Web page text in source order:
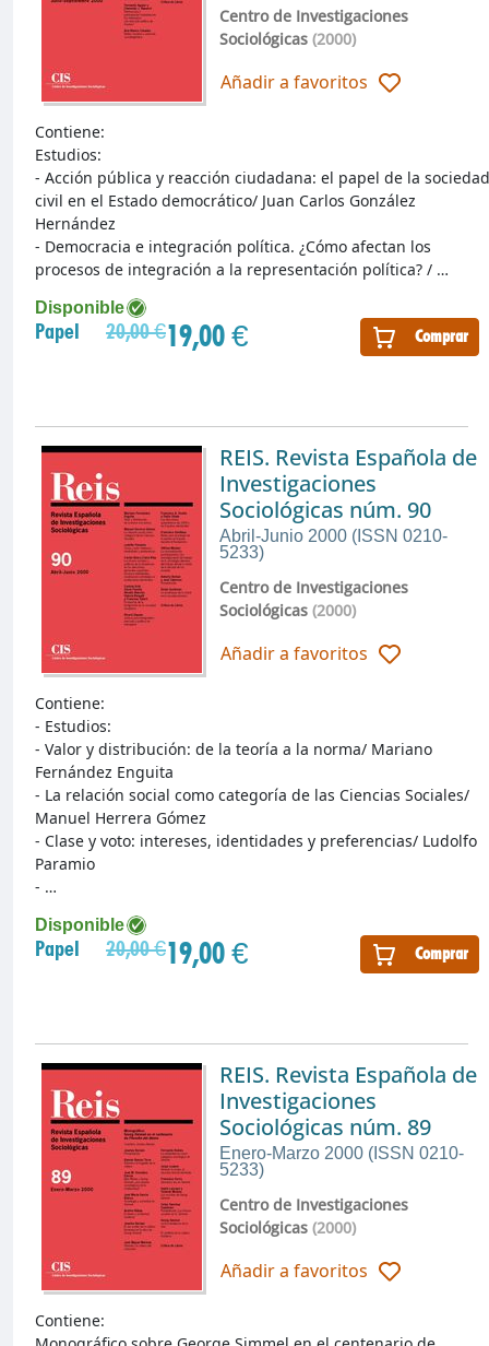
Centro de Investigaciones
Sociológicas(2000)
Añadir a favoritos
Disponible
Papel 20,00 €19,00 € Comprar
Contiene:
Estudios:
- Acción pública y reacción ciudadana: el papel de la sociedad
civil en el Estado democrático/ Juan Carlos González
Hernández
- Democracia e integración política. ¿Cómo afectan los
procesos de integración a la representación política? / …
REIS. Revista Española de
Investigaciones
Sociológicas núm. 90
Abril-Junio 2000 (ISSN 0210-
5233)
Centro de Investigaciones
Sociológicas(2000)
Añadir a favoritos
Disponible
Papel 20,00 €19,00 € Comprar
Contiene:
- Estudios:
- Valor y distribución: de la teoría a la norma/ Mariano
Fernández Enguita
- La relación social como categoría de las Ciencias Sociales/
Manuel Herrera Gómez
- Clase y voto: intereses, identidades y preferencias/ Ludolfo
Paramio
- …
REIS. Revista Española de
Investigaciones
Sociológicas núm. 89
Enero-Marzo 2000 (ISSN 0210-
5233)
Centro de Investigaciones
Sociológicas(2000)
Añadir a favoritos
Contiene: